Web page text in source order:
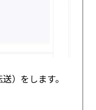
）をします。